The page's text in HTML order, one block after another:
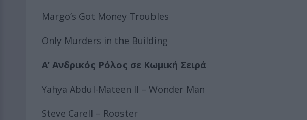
Margo’s Got Money Troubles
Only Murders in the Building
Α’ Ανδρικός Ρόλος σε Κωμική Σειρά
Yahya Abdul-Mateen II – Wonder Man
Steve Carell – Rooster